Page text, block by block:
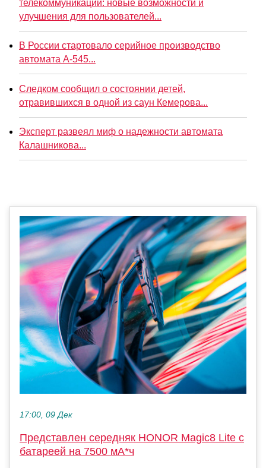
телекоммуникаций: новые возможности и
улучшения для пользователей...
В России стартовало серийное производство
автомата А-545...
Следком сообщил о состоянии детей,
отравившихся в одной из саун Кемерова...
Эксперт развеял миф о надежности автомата
Калашникова...
17:00, 09 Дек
Представлен середняк HONOR Magic8 Lite с
батареей на 7500 мА*ч